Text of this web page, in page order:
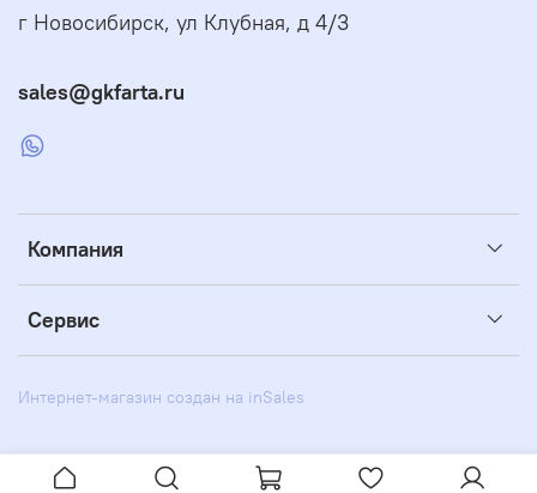
Компания
Сервис
г Новосибирск, ул Клубная, д 4/3
sales@gkfarta.ru
Интернет-магазин создан на inSales